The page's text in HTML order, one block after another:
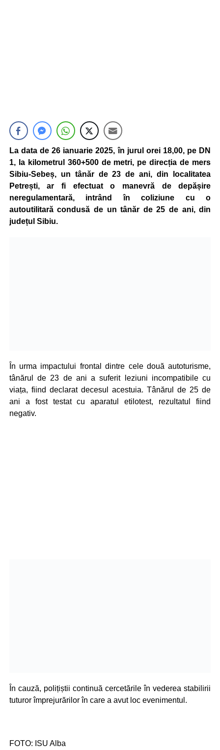
La data de 26 ianuarie 2025, în jurul orei 18,00, pe DN
1, la kilometrul 360+500 de metri, pe direcția de mers
Sibiu-Sebeș, un tânăr de 23 de ani, din localitatea
Petrești, ar fi efectuat o manevră de depășire
neregulamentară, intrând în coliziune cu o
autoutilitară condusă de un tânăr de 25 de ani, din
județul Sibiu.
În urma impactului frontal dintre cele două autoturisme,
tânărul de 23 de ani a suferit leziuni incompatibile cu
viața, fiind declarat decesul acestuia. Tânărul de 25 de
ani a fost testat cu aparatul etilotest, rezultatul fiind
negativ.
În cauză, polițiștii continuă cercetările în vederea stabilirii
tuturor împrejurărilor în care a avut loc evenimentul.
FOTO: ISU Alba